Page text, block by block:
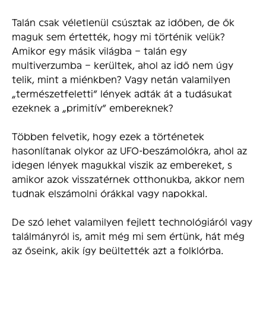
Talán csak véletlenül csúsztak az időben, de ők
maguk sem értették, hogy mi történik velük?
Amikor egy másik világba – talán egy
multiverzumba – kerültek, ahol az idő nem úgy
telik, mint a miénkben? Vagy netán valamilyen
„természetfeletti” lények adták át a tudásukat
ezeknek a „primitív” embereknek?
Többen felvetik, hogy ezek a történetek
hasonlítanak olykor az UFO-beszámolókra, ahol az
idegen lények magukkal viszik az embereket, s
amikor azok visszatérnek otthonukba, akkor nem
tudnak elszámolni órákkal vagy napokkal.
De szó lehet valamilyen fejlett technológiáról vagy
találmányról is, amit még mi sem értünk, hát még
az őseink, akik így beültették azt a folklórba.